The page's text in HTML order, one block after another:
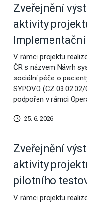
Zveřejnění
aktivity
V rámci projektu
ČR s názvem Návrh
sociální péče o
SYPOVO
podpořen v rámci
25. 6. 2026
Zveřejnění
aktivity
pilotního
V rámci projektu